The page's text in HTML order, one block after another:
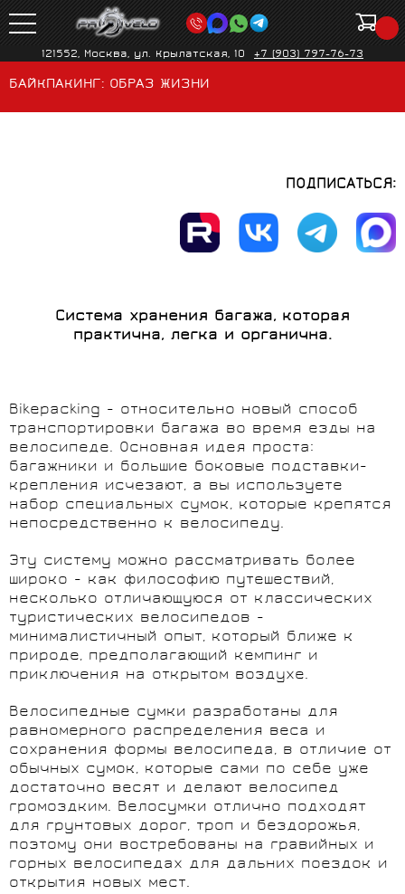
121552, Москва, ул. Крылатская, 10 +7 (903) 797-76-73
БАЙКПАКИНГ: ОБРАЗ ЖИЗНИ
ПОДПИСАТЬСЯ:
Cистема хранения багажа, которая
практична, легка и органична.
Bikepacking - относительно новый способ
транспортировки багажа во время езды на
велосипеде. Основная идея проста:
багажники и большие боковые подставки-
крепления исчезают, а вы используете
набор специальных сумок, которые крепятся
непосредственно к велосипеду.
Эту систему можно рассматривать более
широко - как философию путешествий,
несколько отличающуюся от классических
туристических велосипедов -
минималистичный опыт, который ближе к
природе, предполагающий кемпинг и
приключения на открытом воздухе.
Велосипедные сумки разработаны для
равномерного распределения веса и
сохранения формы велосипеда, в отличие от
обычных сумок, которые сами по себе уже
достаточно весят и делают велосипед
громоздким. Велосумки отлично подходят
для грунтовых дорог, троп и бездорожья,
поэтому они востребованы на гравийных и
горных велосипедах для дальних поездок и
открытия новых мест.